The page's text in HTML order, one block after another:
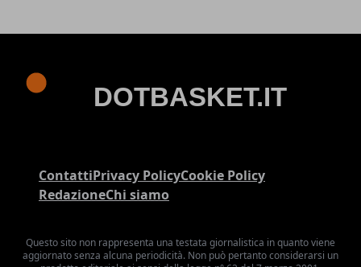
ContattiPrivacy PolicyCookie Policy
RedazioneChi siamo
Questo sito non rappresenta una testata giornalistica in quanto viene
aggiornato senza alcuna periodicità. Non può pertanto considerarsi un